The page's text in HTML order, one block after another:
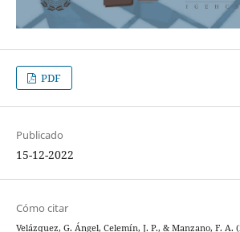
PDF
Publicado
15-12-2022
Cómo citar
Velázquez, G. Ángel, Celemín, J. P., & Manzano, F. A.